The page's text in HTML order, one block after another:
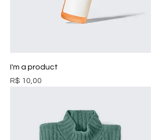
I'm a product
Preço
R$ 10,00